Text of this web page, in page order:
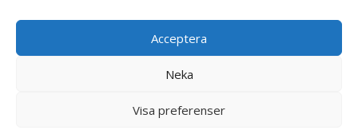
Acceptera
Neka
Visa preferenser
Kontakta oss